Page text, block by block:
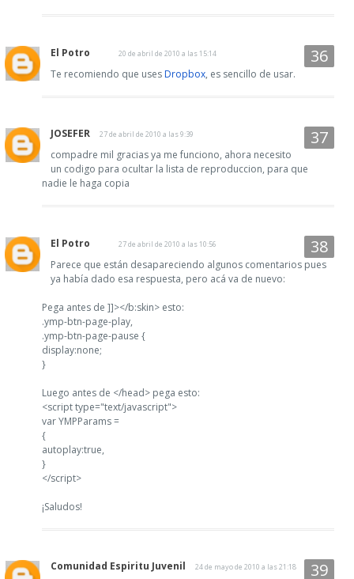
El Potro 20 de abril de 2010 a las 15:14
Te recomiendo que uses Dropbox, es sencillo de usar.
JOSEFER 27 de abril de 2010 a las 9:39
compadre mil gracias ya me funciono, ahora necesito
un codigo para ocultar la lista de reproduccion, para que
nadie le haga copia
El Potro 27 de abril de 2010 a las 10:56
Parece que están desapareciendo algunos comentarios pues
ya había dado esa respuesta, pero acá va de nuevo:
Pega antes de ]]></b:skin> esto:
.ymp-btn-page-play,
.ymp-btn-page-pause {
display:none;
}
Luego antes de </head> pega esto:
<script type="text/javascript">
var YMPParams =
{
autoplay:true,
}
</script>
¡Saludos!
Comunidad Espiritu Juvenil 24 de mayo de 2010 a las 21:18